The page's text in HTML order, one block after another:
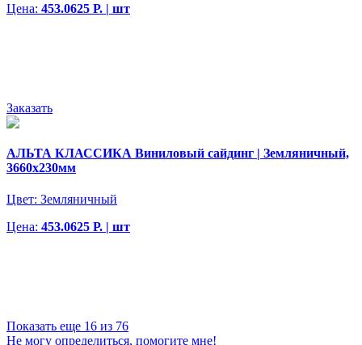
Цена: 453.0625 Р. | шт
Заказать
АЛЬТА КЛАССИКА Виниловый сайдинг | Земляничный,
3660х230мм
Цвет: Земляничный
Цена: 453.0625 Р. | шт
Показать еще 16 из 76
Не могу определиться, помогите мне!